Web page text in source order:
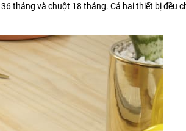
tháng và chuột 18 tháng. Cả hai thiết bị đều